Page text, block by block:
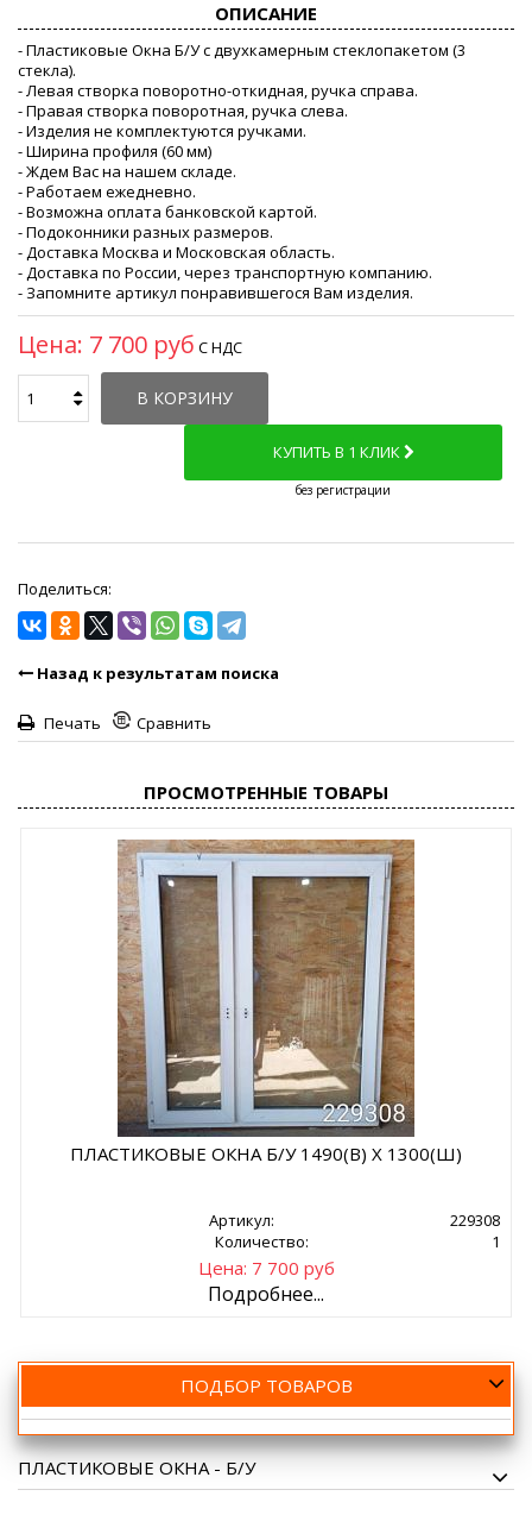
ОПИСАНИЕ
- Пластиковые Окна Б/У с двухкамерным стеклопакетом (3
стекла).
- Левая створка поворотно-откидная, ручка справа.
- Правая створка поворотная, ручка слева.
- Изделия не комплектуются ручками.
- Ширина профиля (60 мм)
- Ждем Вас на нашем складе.
- Работаем ежедневно.
- Возможна оплата банковской картой.
- Подоконники разных размеров.
- Доставка Москва и Московская область.
- Доставка по России, через транспортную компанию.
- Запомните артикул понравившегося Вам изделия.
Цена: 7 700 руб С НДС
В КОРЗИНУ
*
КУПИТЬ В 1 КЛИК
без регистрации
Поделиться:
Назад к результатам поиска
Печать Сравнить
ПРОСМОТРЕННЫЕ ТОВАРЫ
ПЛАСТИКОВЫЕ ОКНА Б/У 1490(В) Х 1300(Ш)
Артикул:
229308
Количество:
1
Цена: 7 700 руб
Подробнее...
ПОДБОР ТОВАРОВ
ПЛАСТИКОВЫЕ ОКНА - Б/У